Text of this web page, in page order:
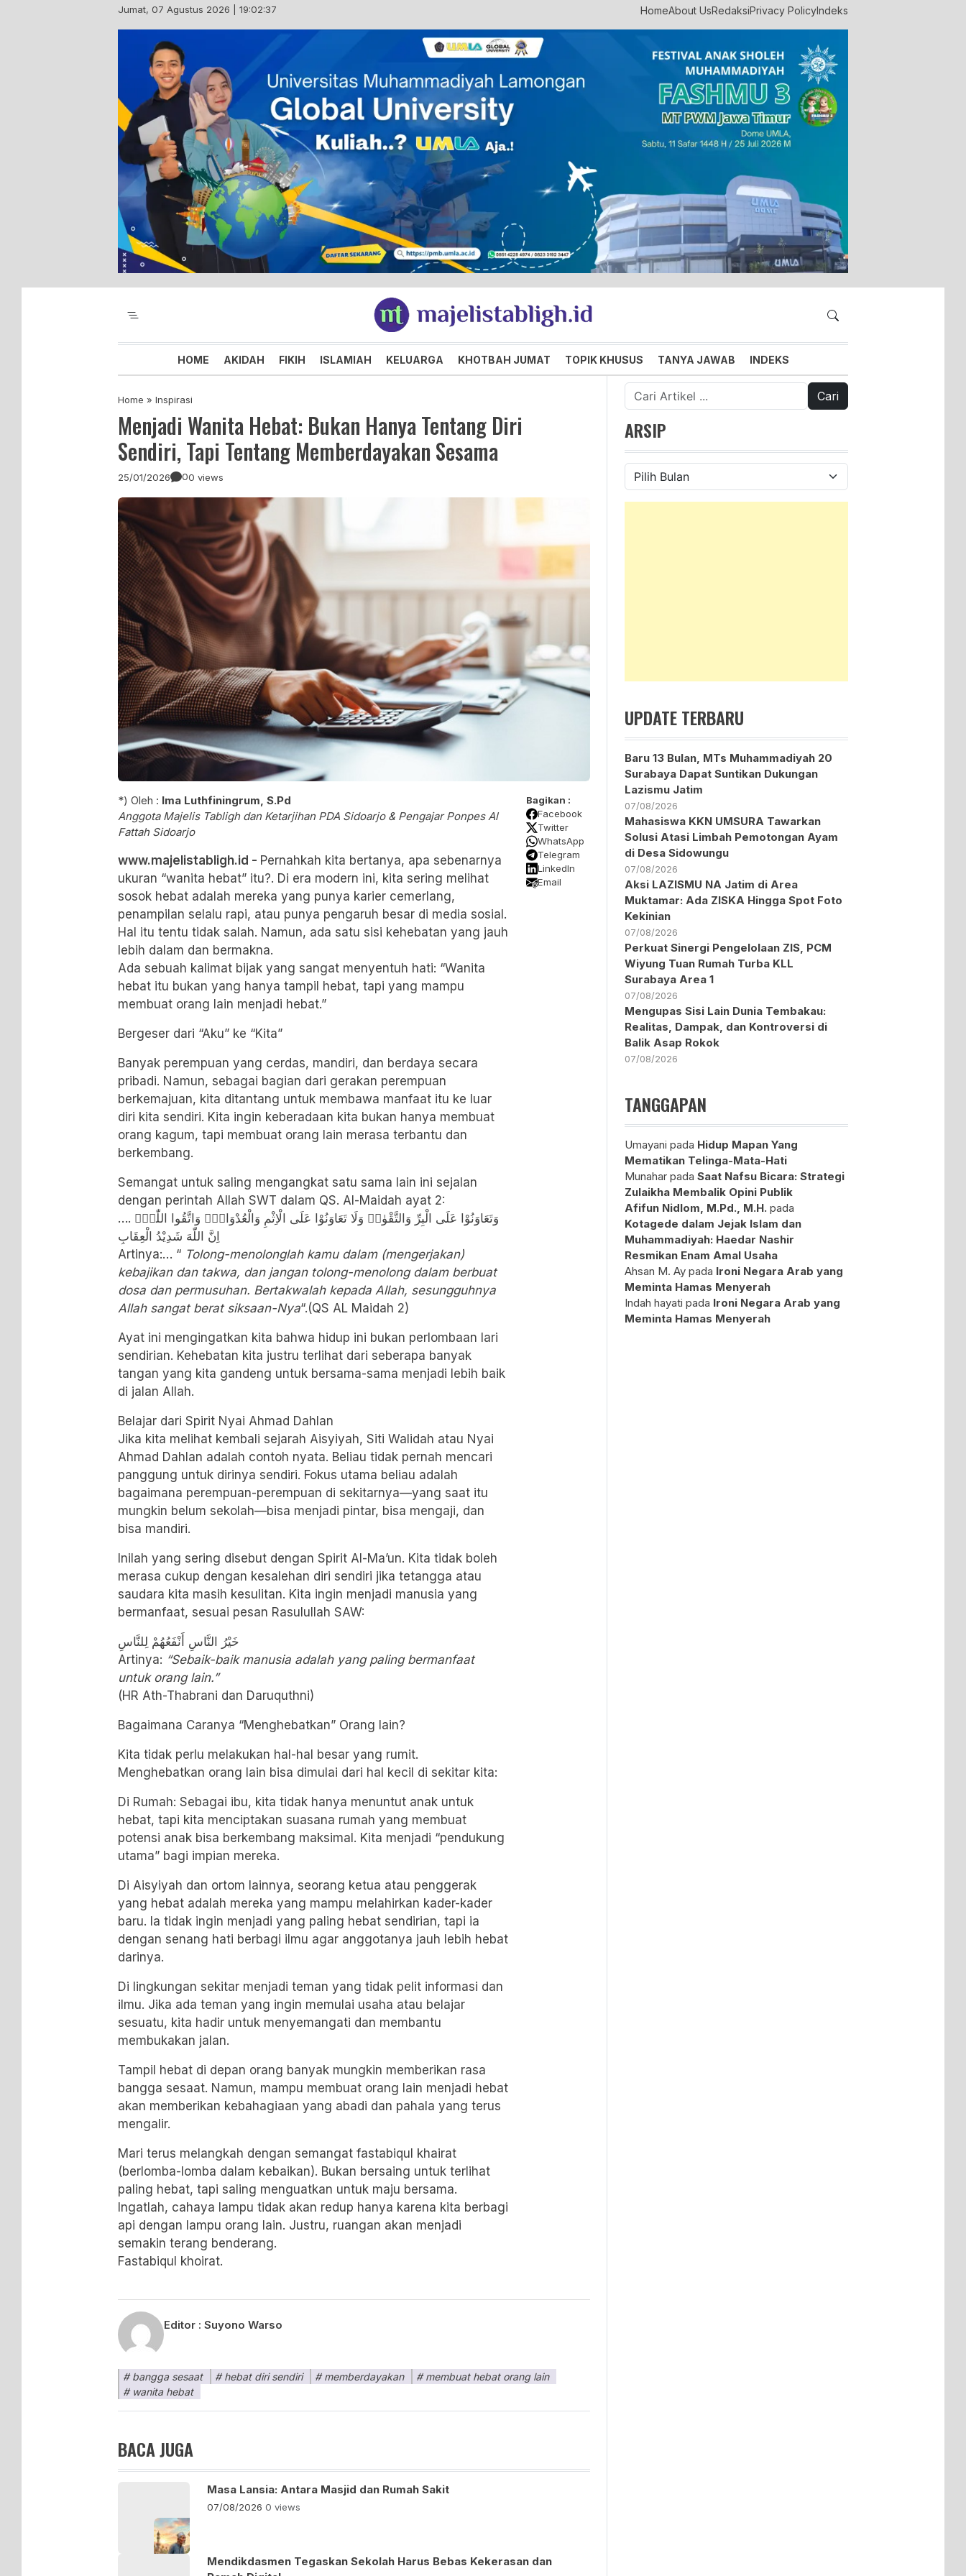
Jumat, 07 Agustus 2026 | 19:02:38 HomeAbout UsRedaksiPrivacy PolicyIndeks
Majelis Tabligh Muhammadiyah
Syiar Dakwah Islam Berkemajuan dan Menggembirakan
HOME AKIDAH FIKIH ISLAMIAH KELUARGA KHOTBAH JUMAT TOPIK KHUSUS TANYA JAWAB INDEKS
Home » Inspirasi
Menjadi Wanita Hebat: Bukan Hanya Tentang Diri
Sendiri, Tapi Tentang Memberdayakan Sesama
25/01/2026 00 views
*) Oleh : Ima Luthfiningrum, S.Pd
Anggota Majelis Tabligh dan Ketarjihan PDA Sidoarjo & Pengajar Ponpes Al
Fattah Sidoarjo
www.majelistabligh.id - Pernahkah kita bertanya, apa sebenarnya
ukuran “wanita hebat” itu?. Di era modern ini, kita sering melihat
sosok hebat adalah mereka yang punya karier cemerlang,
penampilan selalu rapi, atau punya pengaruh besar di media sosial.
Hal itu tentu tidak salah. Namun, ada satu sisi kehebatan yang jauh
lebih dalam dan bermakna.
Ada sebuah kalimat bijak yang sangat menyentuh hati: “Wanita
hebat itu bukan yang hanya tampil hebat, tapi yang mampu
membuat orang lain menjadi hebat.”
Bergeser dari “Aku” ke “Kita”
Banyak perempuan yang cerdas, mandiri, dan berdaya secara
pribadi. Namun, sebagai bagian dari gerakan perempuan
berkemajuan, kita ditantang untuk membawa manfaat itu ke luar
diri kita sendiri. Kita ingin keberadaan kita bukan hanya membuat
orang kagum, tapi membuat orang lain merasa terbantu dan
berkembang.
Semangat untuk saling mengangkat satu sama lain ini sejalan
dengan perintah Allah SWT dalam QS. Al-Maidah ayat 2:
…. وَتَعَاوَنُوْا عَلَى الْبِرِّ وَالتَّقْوٰىۖ وَلَا تَعَاوَنُوْا عَلَى الْاِثْمِ وَالْعُدْوَانِۖ وَاتَّقُوا اللّٰهَۗ
اِنَّ اللّٰهَ شَدِيْدُ الْعِقَابِ
Artinya:… “ Tolong-menolonglah kamu dalam (mengerjakan)
kebajikan dan takwa, dan jangan tolong-menolong dalam berbuat
dosa dan permusuhan. Bertakwalah kepada Allah, sesungguhnya
Allah sangat berat siksaan-Nya“.(QS AL Maidah 2)
Ayat ini mengingatkan kita bahwa hidup ini bukan perlombaan lari
sendirian. Kehebatan kita justru terlihat dari seberapa banyak
tangan yang kita gandeng untuk bersama-sama menjadi lebih baik
di jalan Allah.
Belajar dari Spirit Nyai Ahmad Dahlan
Jika kita melihat kembali sejarah Aisyiyah, Siti Walidah atau Nyai
Ahmad Dahlan adalah contoh nyata. Beliau tidak pernah mencari
panggung untuk dirinya sendiri. Fokus utama beliau adalah
bagaimana perempuan-perempuan di sekitarnya—yang saat itu
mungkin belum sekolah—bisa menjadi pintar, bisa mengaji, dan
bisa mandiri.
Inilah yang sering disebut dengan Spirit Al-Ma’un. Kita tidak boleh
merasa cukup dengan kesalehan diri sendiri jika tetangga atau
saudara kita masih kesulitan. Kita ingin menjadi manusia yang
bermanfaat, sesuai pesan Rasulullah SAW:
خَيْرُ النَّاسِ أَنْفَعُهُمْ لِلنَّاسِ
Artinya: “Sebaik-baik manusia adalah yang paling bermanfaat
untuk orang lain.”
(HR Ath-Thabrani dan Daruquthni)
Bagaimana Caranya “Menghebatkan” Orang lain?
Kita tidak perlu melakukan hal-hal besar yang rumit.
Menghebatkan orang lain bisa dimulai dari hal kecil di sekitar kita:
Di Rumah: Sebagai ibu, kita tidak hanya menuntut anak untuk
hebat, tapi kita menciptakan suasana rumah yang membuat
potensi anak bisa berkembang maksimal. Kita menjadi “pendukung
utama” bagi impian mereka.
Di Aisyiyah dan ortom lainnya, seorang ketua atau penggerak
yang hebat adalah mereka yang mampu melahirkan kader-kader
baru. Ia tidak ingin menjadi yang paling hebat sendirian, tapi ia
dengan senang hati berbagi ilmu agar anggotanya jauh lebih hebat
darinya.
Di lingkungan sekitar menjadi teman yang tidak pelit informasi dan
ilmu. Jika ada teman yang ingin memulai usaha atau belajar
sesuatu, kita hadir untuk menyemangati dan membantu
membukakan jalan.
Tampil hebat di depan orang banyak mungkin memberikan rasa
bangga sesaat. Namun, mampu membuat orang lain menjadi hebat
akan memberikan kebahagiaan yang abadi dan pahala yang terus
mengalir.
Mari terus melangkah dengan semangat fastabiqul khairat
(berlomba-lomba dalam kebaikan). Bukan bersaing untuk terlihat
paling hebat, tapi saling menguatkan untuk maju bersama.
Ingatlah, cahaya lampu tidak akan redup hanya karena kita berbagi
api dengan lampu orang lain. Justru, ruangan akan menjadi
semakin terang benderang.
Fastabiqul khoirat.
Bagikan :
Facebook
Twitter
WhatsApp
Telegram
LinkedIn
Email
Editor : Suyono Warso
bangga sesaat hebat diri sendiri memberdayakan
membuat hebat orang lain
wanita hebat
BACA JUGA
Masa Lansia: Antara Masjid dan Rumah Sakit
07/08/2026 0 views
Mendikdasmen Tegaskan Sekolah Harus Bebas Kekerasan dan
Cari
untuk:
ARSIP
Arsip
UPDATE TERBARU
Baru 13 Bulan, MTs Muhammadiyah 20
Surabaya Dapat Suntikan Dukungan
Lazismu Jatim
07/08/2026
Mahasiswa KKN UMSURA Tawarkan
Solusi Atasi Limbah Pemotongan Ayam
di Desa Sidowungu
07/08/2026
Aksi LAZISMU NA Jatim di Area
Muktamar: Ada ZISKA Hingga Spot Foto
Kekinian
07/08/2026
Perkuat Sinergi Pengelolaan ZIS, PCM
Wiyung Tuan Rumah Turba KLL
Surabaya Area 1
07/08/2026
Mengupas Sisi Lain Dunia Tembakau:
Realitas, Dampak, dan Kontroversi di
Balik Asap Rokok
07/08/2026
TANGGAPAN
Umayani pada Hidup Mapan Yang
Mematikan Telinga-Mata-Hati
Munahar padaSaat Nafsu Bicara: Strategi
Zulaikha Membalik Opini Publik
Afifun Nidlom, M.Pd., M.H. pada
Kotagede dalam Jejak Islam dan
Muhammadiyah: Haedar Nashir
Resmikan Enam Amal Usaha
Ahsan M. Ay pada Ironi Negara Arab yang
Meminta Hamas Menyerah
Indah hayati pada Ironi Negara Arab yang
Meminta Hamas Menyerah